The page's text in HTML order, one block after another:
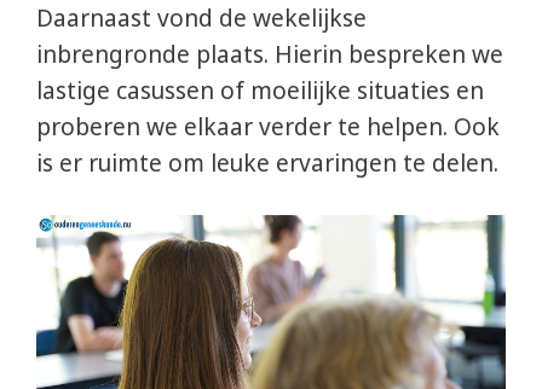
Daarnaast vond de wekelijkse
inbrengronde plaats. Hierin bespreken we
lastige casussen of moeilijke situaties en
proberen we elkaar verder te helpen. Ook
is er ruimte om leuke ervaringen te delen.